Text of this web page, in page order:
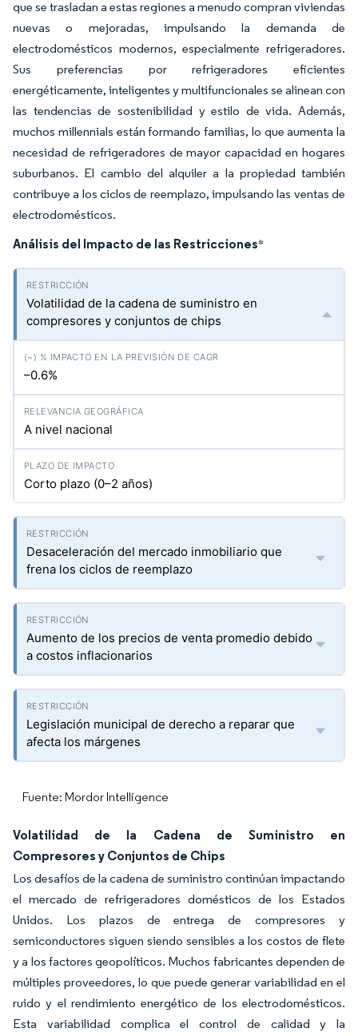
que se trasladan a estas regiones a menudo compran viviendas
nuevas o mejoradas, impulsando la demanda de
electrodomésticos modernos, especialmente refrigeradores.
Sus preferencias por refrigeradores eficientes
energéticamente, inteligentes y multifuncionales se alinean con
las tendencias de sostenibilidad y estilo de vida. Además,
muchos millennials están formando familias, lo que aumenta la
necesidad de refrigeradores de mayor capacidad en hogares
suburbanos. El cambio del alquiler a la propiedad también
contribuye a los ciclos de reemplazo, impulsando las ventas de
electrodomésticos.
Análisis del Impacto de las Restricciones*
Volatilidad de la cadena de suministro en
compresores y conjuntos de chips
–0.6%
A nivel nacional
Corto plazo (0–2 años)
Desaceleración del mercado inmobiliario que
frena los ciclos de reemplazo
Aumento de los precios de venta promedio debido
a costos inflacionarios
Legislación municipal de derecho a reparar que
afecta los márgenes
Fuente: Mordor Intelligence
Volatilidad de la Cadena de Suministro en
Compresores y Conjuntos de Chips
Los desafíos de la cadena de suministro continúan impactando
el mercado de refrigeradores domésticos de los Estados
Unidos. Los plazos de entrega de compresores y
semiconductores siguen siendo sensibles a los costos de flete
y a los factores geopolíticos. Muchos fabricantes dependen de
múltiples proveedores, lo que puede generar variabilidad en el
ruido y el rendimiento energético de los electrodomésticos.
Esta variabilidad complica el control de calidad y la